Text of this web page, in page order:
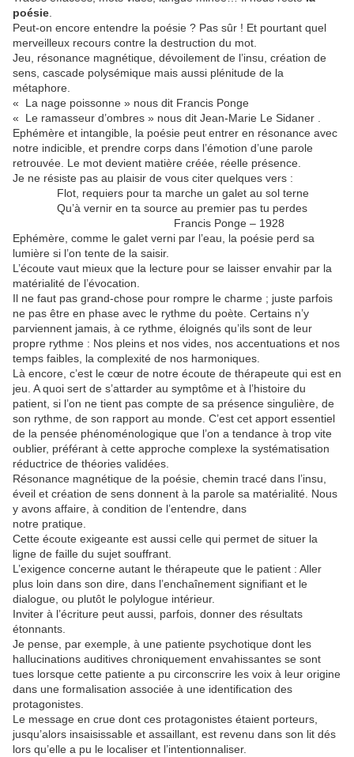
poésie
Peut-on encore entendre la poésie ? Pas sûr ! Et pourtant quel
merveilleux recours contre la destruction du mot.
Jeu, résonance magnétique, dévoilement de l’insu, création de
sens, cascade polysémique mais aussi plénitude de la
métaphore.
« La nage poissonne » nous dit Francis Ponge
« Le ramasseur d’ombres » nous dit Jean-Marie Le Sidaner .
Ephémère et intangible, la poésie peut entrer en résonance avec
notre indicible, et prendre corps dans l’émotion d’une parole
retrouvée. Le mot devient matière créée, réelle présence.
Je ne résiste pas au plaisir de vous citer quelques vers :
Flot, requiers pour ta marche un galet au sol terne
Qu’à vernir en ta source au premier pas tu perdes
Francis Ponge – 1928
Ephémère, comme le galet verni par l’eau, la poésie perd sa
lumière si l’on tente de la saisir.
L’écoute vaut mieux que la lecture pour se laisser envahir par la
matérialité de l’évocation.
Il ne faut pas grand-chose pour rompre le charme ; juste parfois
ne pas être en phase avec le rythme du poète. Certains n’y
parviennent jamais, à ce rythme, éloignés qu’ils sont de leur
propre rythme : Nos pleins et nos vides, nos accentuations et nos
temps faibles, la complexité de nos harmoniques.
Là encore, c’est le cœur de notre écoute de thérapeute qui est en
jeu. A quoi sert de s’attarder au symptôme et à l’histoire du
patient, si l’on ne tient pas compte de sa présence singulière, de
son rythme, de son rapport au monde. C’est cet apport essentiel
de la pensée phénoménologique que l’on a tendance à trop vite
oublier, préférant à cette approche complexe la systématisation
réductrice de théories validées.
Résonance magnétique de la poésie, chemin tracé dans l’insu,
éveil et création de sens donnent à la parole sa matérialité. Nous
y avons affaire, à condition de l’entendre, dans
notre pratique.
Cette écoute exigeante est aussi celle qui permet de situer la
ligne de faille du sujet souffrant.
L’exigence concerne autant le thérapeute que le patient : Aller
plus loin dans son dire, dans l’enchaînement signifiant et le
dialogue, ou plutôt le polylogue intérieur.
Inviter à l’écriture peut aussi, parfois, donner des résultats
étonnants.
Je pense, par exemple, à une patiente psychotique dont les
hallucinations auditives chroniquement envahissantes se sont
tues lorsque cette patiente a pu circonscrire les voix à leur origine
dans une formalisation associée à une identification des
protagonistes.
Le message en crue dont ces protagonistes étaient porteurs,
jusqu’alors insaisissable et assaillant, est revenu dans son lit dés
lors qu’elle a pu le localiser et l’intentionnaliser.